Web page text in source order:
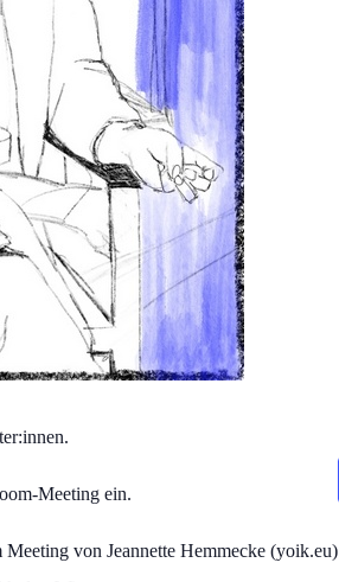
Meeting ein.
von Jeannette Hemmecke (yoik.eu)